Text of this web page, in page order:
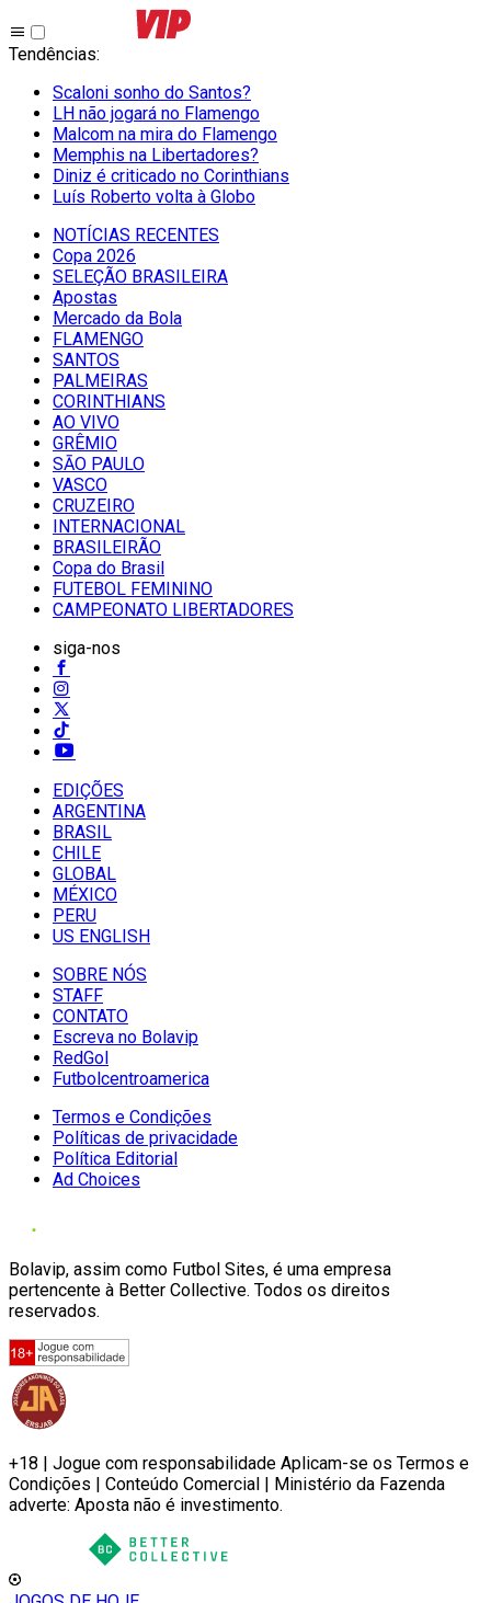
Tendências:
Scaloni sonho do Santos?
LH não jogará no Flamengo
Malcom na mira do Flamengo
Memphis na Libertadores?
Diniz é criticado no Corinthians
Luís Roberto volta à Globo
NOTÍCIAS RECENTES
Copa 2026
SELEÇÃO BRASILEIRA
Apostas
Mercado da Bola
FLAMENGO
SANTOS
PALMEIRAS
CORINTHIANS
AO VIVO
GRÊMIO
SĀO PAULO
VASCO
CRUZEIRO
INTERNACIONAL
BRASILEIRÃO
Copa do Brasil
FUTEBOL FEMININO
CAMPEONATO LIBERTADORES
siga-nos
EDIÇÕES
ARGENTINA
BRASIL
CHILE
GLOBAL
MÉXICO
PERU
US ENGLISH
SOBRE NÓS
STAFF
CONTATO
Escreva no Bolavip
RedGol
Futbolcentroamerica
Termos e Condições
Políticas de privacidade
Política Editorial
Ad Choices
Bolavip, assim como Futbol Sites, é uma empresa
pertencente à Better Collective. Todos os direitos
reservados.
+18 | Jogue com responsabilidade Aplicam-se os Termos e
Condições | Conteúdo Comercial | Ministério da Fazenda
adverte: Aposta não é investimento.